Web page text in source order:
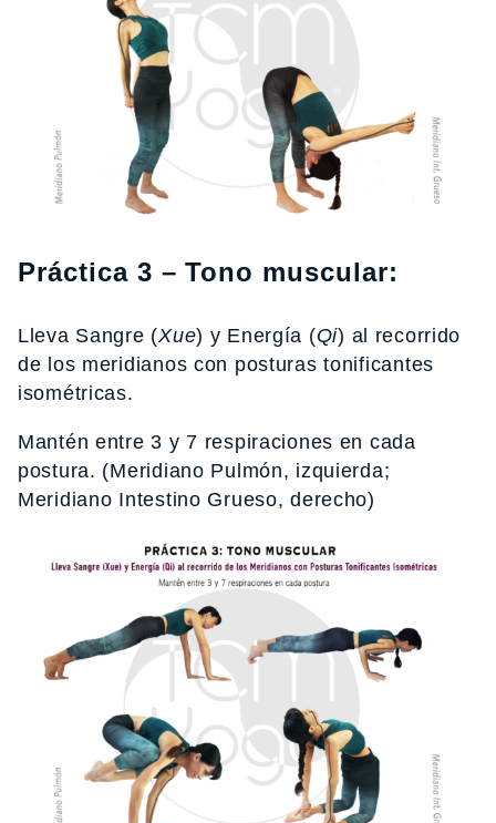
Práctica 3 – Tono muscular:
Lleva Sangre (Xue) y Energía (Qi) al recorrido
de los meridianos con posturas tonificantes
isométricas.
Mantén entre 3 y 7 respiraciones en cada
postura. (Meridiano Pulmón, izquierda;
Meridiano Intestino Grueso, derecho)